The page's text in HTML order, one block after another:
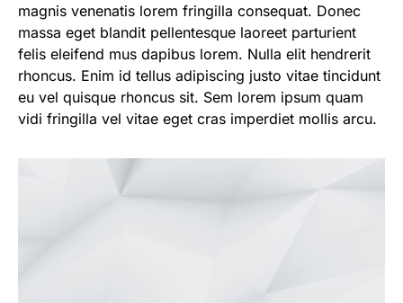
magnis venenatis lorem fringilla consequat. Donec
massa eget blandit pellentesque laoreet parturient
felis eleifend mus dapibus lorem. Nulla elit hendrerit
rhoncus. Enim id tellus adipiscing justo vitae tincidunt
eu vel quisque rhoncus sit. Sem lorem ipsum quam
vidi fringilla vel vitae eget cras imperdiet mollis arcu.